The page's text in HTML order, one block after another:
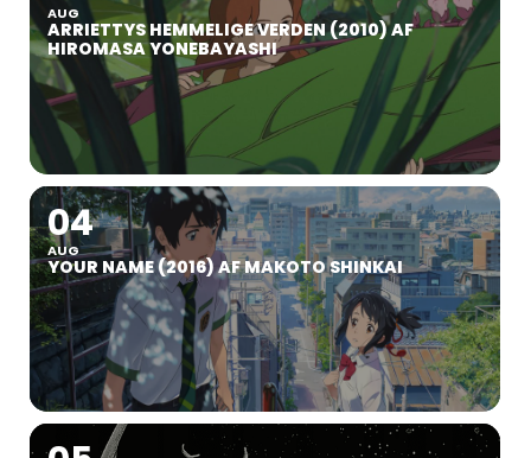
AUG
ARRIETTYS HEMMELIGE VERDEN (2010) AF
HIROMASA YONEBAYASHI
04
AUG
YOUR NAME (2016) AF MAKOTO SHINKAI